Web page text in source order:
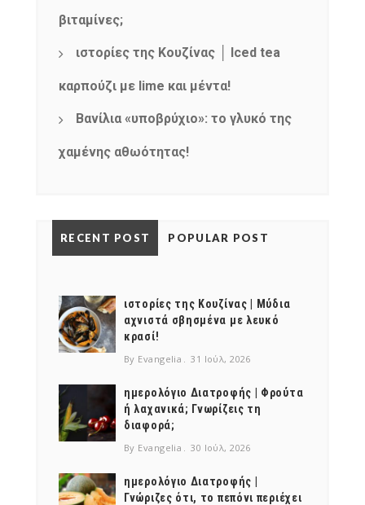
βιταμίνες;
ιστορίες της Κουζίνας │ Iced tea
καρπούζι με lime και μέντα!
Βανίλια «υποβρύχιο»: το γλυκό της
χαμένης αθωότητας!
RECENT POST POPULAR POST
ιστορίες της Κουζίνας | Μύδια
αχνιστά σβησμένα με λευκό
κρασί!
By Evangelia 31 Ιούλ, 2026
ημερολόγιο Διατροφής | Φρούτα
ή λαχανικά; Γνωρίζεις τη
διαφορά;
By Evangelia 30 Ιούλ, 2026
ημερολόγιο Διατροφής |
Γνώριζες ότι, το πεπόνι περιέχει